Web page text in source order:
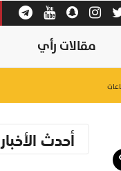
مقالات رأي
أحدث الأخبار